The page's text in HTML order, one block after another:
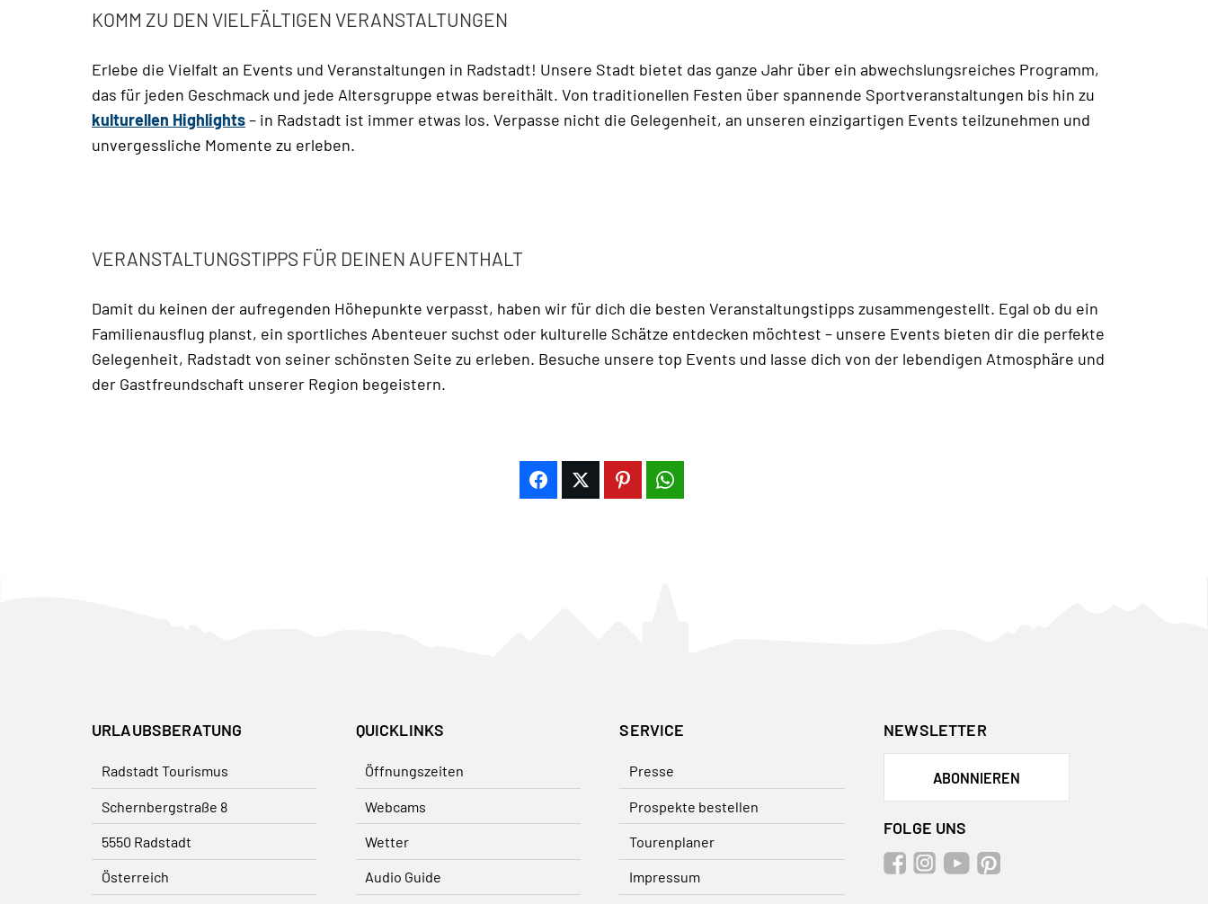
KOMM ZU DEN VIELFÄLTIGEN VERANSTALTUNGEN
Erlebe die Vielfalt an Events und Veranstaltungen in Radstadt! Unsere Stadt bietet das ganze Jahr über ein abwechslungsreiches Programm,
das für jeden Geschmack und jede Altersgruppe etwas bereithält. Von traditionellen Festen über spannende Sportveranstaltungen bis hin zu
kulturellen Highlights– in Radstadt ist immer etwas los. Verpasse nicht die Gelegenheit, an unseren einzigartigen Events teilzunehmen und
unvergessliche Momente zu erleben.
VERANSTALTUNGSTIPPS FÜR DEINEN AUFENTHALT
Damit du keinen der aufregenden Höhepunkte verpasst, haben wir für dich die besten Veranstaltungstipps zusammengestellt. Egal ob du ein
Familienausflug planst, ein sportliches Abenteuer suchst oder kulturelle Schätze entdecken möchtest – unsere Events bieten dir die perfekte
Gelegenheit, Radstadt von seiner schönsten Seite zu erleben. Besuche unsere top Events und lasse dich von der lebendigen Atmosphäre und
der Gastfreundschaft unserer Region begeistern.
URLAUBSBERATUNG
Radstadt Tourismus
Schernbergstraße 8
5550 Radstadt
Österreich
QUICKLINKS
Öffnungszeiten
Webcams
Wetter
Audio Guide
SERVICE
Presse
Prospekte bestellen
Tourenplaner
Impressum
NEWSLETTER
ABONNIEREN
FOLGE UNS